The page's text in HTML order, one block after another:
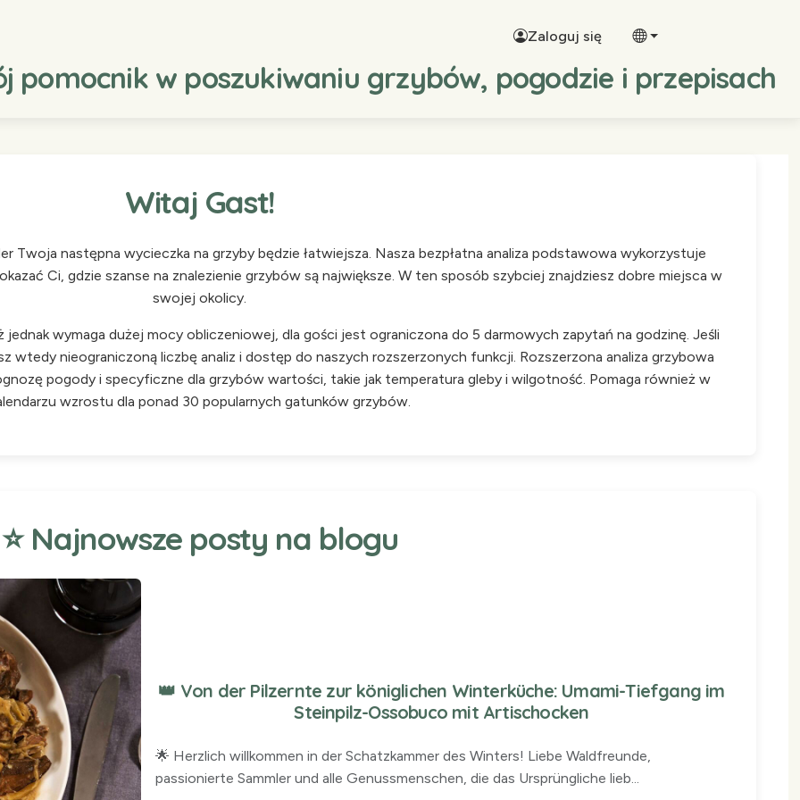
Zaloguj się
pomocnik w poszukiwaniu grzybów, pogodzie i przepisach
Witaj Gast!
Twoja następna wycieczka na grzyby będzie łatwiejsza. Nasza bezpłatna analiza podstawowa wykorzystuje
Ci, gdzie szanse na znalezienie grzybów są największe. W ten sposób szybciej znajdziesz dobre miejsca w
swojej okolicy.
wymaga dużej mocy obliczeniowej, dla gości jest ograniczona do 5 darmowych zapytań na godzinę. Jeśli
wtedy nieograniczoną liczbę analiz i dostęp do naszych rozszerzonych funkcji. Rozszerzona analiza grzybowa
pogody i specyficzne dla grzybów wartości, takie jak temperatura gleby i wilgotność. Pomaga również w
wzrostu dla ponad 30 popularnych gatunków grzybów.
⭐ Najnowsze posty na blogu
👑 Von der Pilzernte zur königlichen Winterküche: Umami-Tiefgang im
Steinpilz-Ossobuco mit Artischocken
🌟 Herzlich willkommen in der Schatzkammer des Winters! Liebe Waldfreunde,
passionierte Sammler und alle Genussmenschen, die das Ursprüngliche lieb...